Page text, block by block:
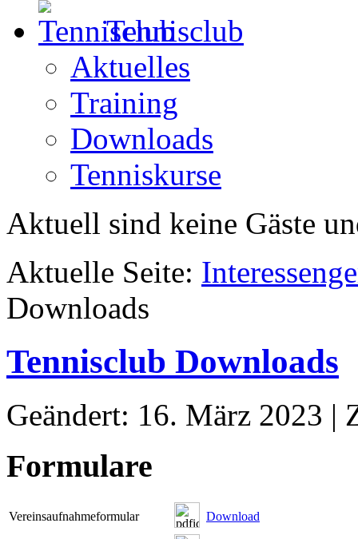
Tennisclub
Aktuelles
Training
Downloads
Tenniskurse
Aktuell sind keine Gäste
Aktuelle Seite:
Downloads
Tennisclub Downloads
Geändert: 16. März 2023 |
Formulare
Vereinsaufnahmeformular Download